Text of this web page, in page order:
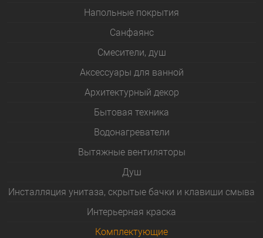
Напольные покрытия
Санфаянс
Смесители, душ
Аксессуары для ванной
Архитектурный декор
Бытовая техника
Водонагреватели
Вытяжные вентиляторы
Душ
Инсталляция унитаза, скрытые бачки и клавиши смыва
Интерьерная краска
Комплектующие